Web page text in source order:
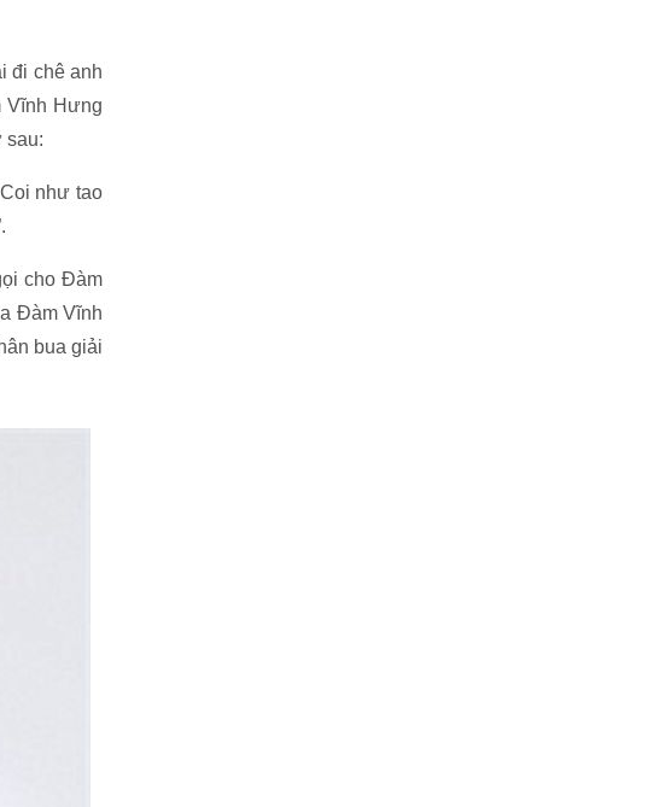
đi chê anh
Vĩnh Hưng
sau:
như tao
cho Đàm
Đàm Vĩnh
bua giải